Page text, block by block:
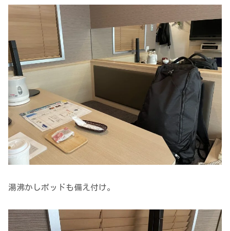
湯沸かしポッドも備え付け。